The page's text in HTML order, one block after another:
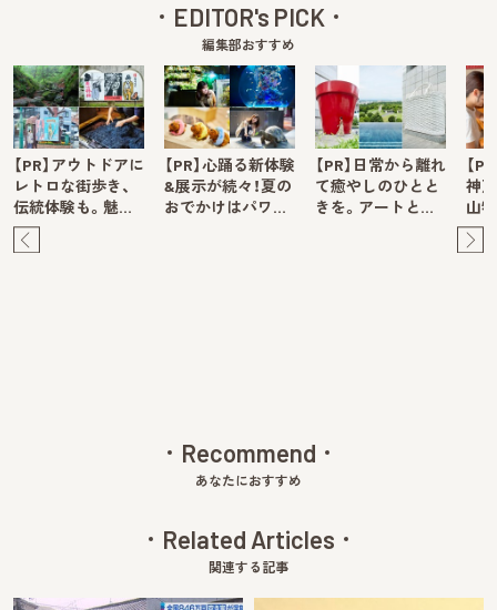
EDITOR's PICK
編集部おすすめ
【PR】アウトドアに
レトロな街歩き、
伝統体験も。魅…
【PR】心踊る新体験
&展示が続々！夏の
おでかけはパワ…
【PR】日常から離れ
て癒やしのひとと
きを。アートと…
【
神
山
Recommend
あなたにおすすめ
Related Articles
関連する記事